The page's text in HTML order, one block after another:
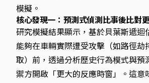
模擬。
核心發現一：預測式偵測比事後比對
研究模擬結果顯示，基於貝葉斯遞迴
能夠在車輛實際遭受攻擊（如路徑劫
取）前，透過分析歷史行為模式與預
禦方開啟「更大的反應時窗」。這意